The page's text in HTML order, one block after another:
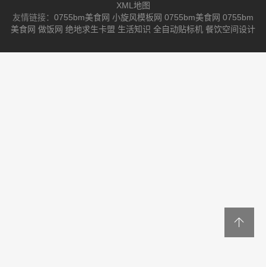
XML地图
友情链接： 0755bm美食网 小旋风模板网 0755bm美食网 0755bm
美食网 做饭网 绝地求生卡盟 生活知识 全自动贴标机 餐饮空间设计